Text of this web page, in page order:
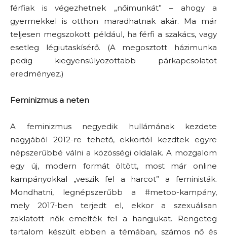
férfiak is végezhetnek „nőimunkát” – ahogy a
gyermekkel is otthon maradhatnak akár. Ma már
teljesen megszokott például, ha férfi a szakács, vagy
esetleg légiutaskísérő. (A megosztott házimunka
pedig kiegyensúlyozottabb párkapcsolatot
eredményez.)
Feminizmus a neten
A feminizmus negyedik hullámának kezdete
nagyjából 2012-re tehető, ekkortól kezdtek egyre
népszerűbbé válni a közösségi oldalak. A mozgalom
egy új, modern formát öltött, most már online
kampányokkal „veszik fel a harcot” a feministák.
Mondhatni, legnépszerűbb a #metoo-kampány,
mely 2017-ben terjedt el, ekkor a szexuálisan
zaklatott nők emelték fel a hangjukat. Rengeteg
tartalom készült ebben a témában, számos nő és